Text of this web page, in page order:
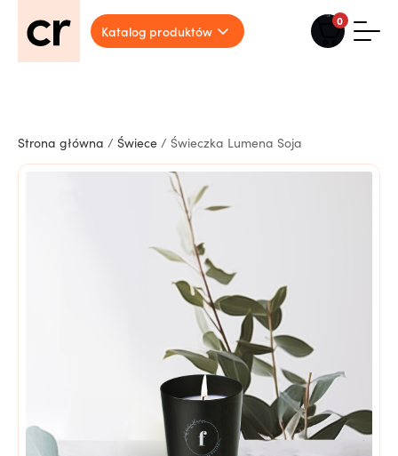
Katalog produktów
0
Strona główna / Świece / Świeczka Lumena Soja